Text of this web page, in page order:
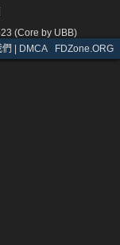
(Core by UBB)
| DMCA· FDZone.ORG